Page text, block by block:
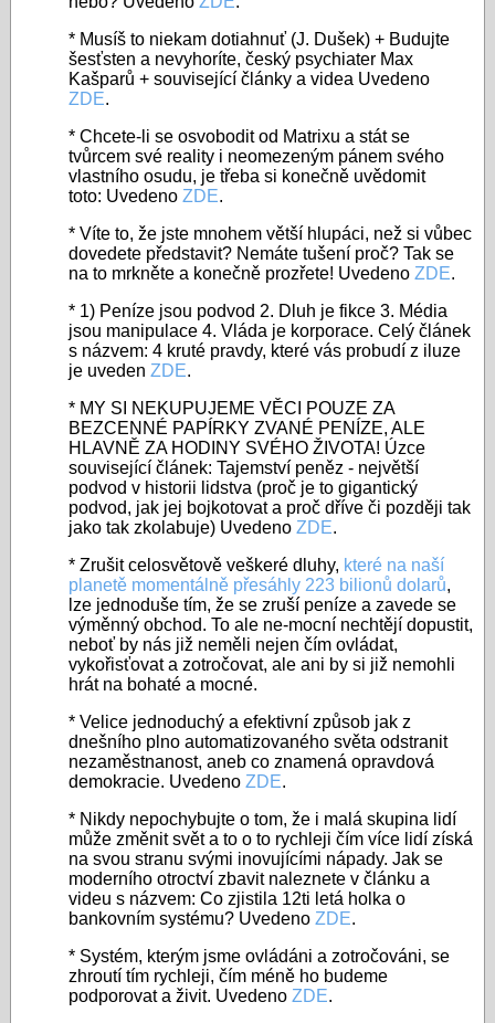
* Musíš to niekam dotiahnuť (J. Dušek) + Budujte
šesťsten a nevyhoríte, český psychiater Max
Kašparů + související články a videa Uvedeno
ZDE.
* Chcete-li se osvobodit od Matrixu a stát se
tvůrcem své reality i neomezeným pánem svého
vlastního osudu, je třeba si konečně uvědomit
toto: Uvedeno ZDE.
* Víte to, že jste mnohem větší hlupáci, než si vůbec
dovedete představit? Nemáte tušení proč? Tak se
na to mrkněte a konečně prozřete! Uvedeno ZDE.
* 1) Peníze jsou podvod 2. Dluh je fikce 3. Média
jsou manipulace 4. Vláda je korporace. Celý článek
s názvem: 4 kruté pravdy, které vás probudí z iluze
je uveden ZDE.
* MY SI NEKUPUJEME VĚCI POUZE ZA
BEZCENNÉ PAPÍRKY ZVANÉ PENÍZE, ALE
HLAVNĚ ZA HODINY SVÉHO ŽIVOTA! Úzce
související článek: Tajemství peněz - největší
podvod v historii lidstva (proč je to gigantický
podvod, jak jej bojkotovat a proč dříve či později tak
jako tak zkolabuje) Uvedeno ZDE.
* Zrušit celosvětově veškeré dluhy, které na naší
planetě momentálně přesáhly 223 bilionů dolarů,
lze jednoduše tím, že se zruší peníze a zavede se
výměnný obchod. To ale ne-mocní nechtějí dopustit,
neboť by nás již neměli nejen čím ovládat,
vykořisťovat a zotročovat, ale ani by si již nemohli
hrát na bohaté a mocné.
* Velice jednoduchý a efektivní způsob jak z
dnešního plno automatizovaného světa odstranit
nezaměstnanost, aneb co znamená opravdová
demokracie. Uvedeno ZDE.
* Nikdy nepochybujte o tom, že i malá skupina lidí
může změnit svět a to o to rychleji čím více lidí získá
na svou stranu svými inovujícími nápady. Jak se
moderního otroctví zbavit naleznete v článku a
videu s názvem: Co zjistila 12ti letá holka o
bankovním systému? Uvedeno ZDE.
* Systém, kterým jsme ovládáni a zotročováni, se
zhroutí tím rychleji, čím méně ho budeme
podporovat a živit. Uvedeno ZDE.